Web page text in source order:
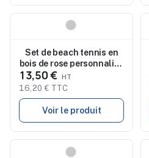
Set de beach tennis en
bois de rose personnalisé
- PALAS
13,50 €
16,20 € TTC
Voir le produit